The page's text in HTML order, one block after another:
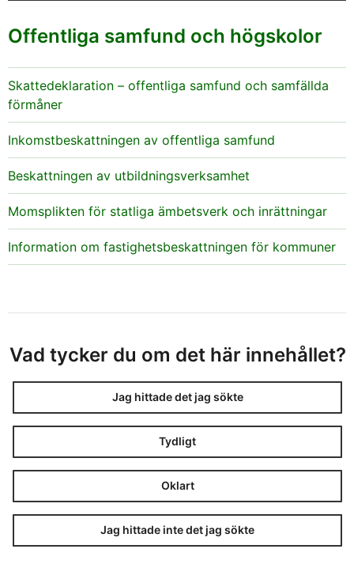
Offentliga samfund och högskolor
Skattedeklaration – offentliga samfund och samfällda
förmåner
Inkomstbeskattningen av offentliga samfund
Beskattningen av utbildningsverksamhet
Momsplikten för statliga ämbetsverk och inrättningar
Information om fastighetsbeskattningen för kommuner
Vad tycker du om det här innehållet?
Jag hittade det jag sökte
Tydligt
Oklart
Jag hittade inte det jag sökte